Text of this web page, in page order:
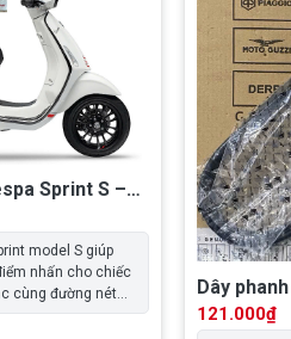
Sprint S –
model S giúp
nhấn cho chiếc
cùng đường nét
thể đầy cá tính
Dây
668845
121.000₫